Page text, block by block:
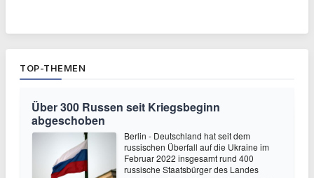
TOP-THEMEN
Über 300 Russen seit Kriegsbeginn
abgeschoben
Berlin - Deutschland hat seit dem
russischen Überfall auf die Ukraine im
Februar 2022 insgesamt rund 400
russische Staatsbürger des Landes